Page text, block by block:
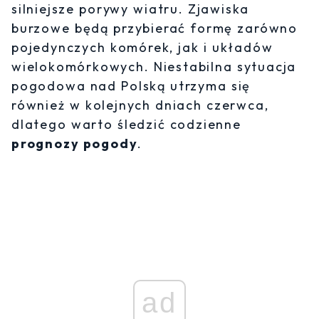
silniejsze porywy wiatru. Zjawiska
burzowe będą przybierać formę zarówno
pojedynczych komórek, jak i układów
wielokomórkowych. Niestabilna sytuacja
pogodowa nad Polską utrzyma się
również w kolejnych dniach czerwca,
dlatego warto śledzić codzienne
prognozy pogody.
ad